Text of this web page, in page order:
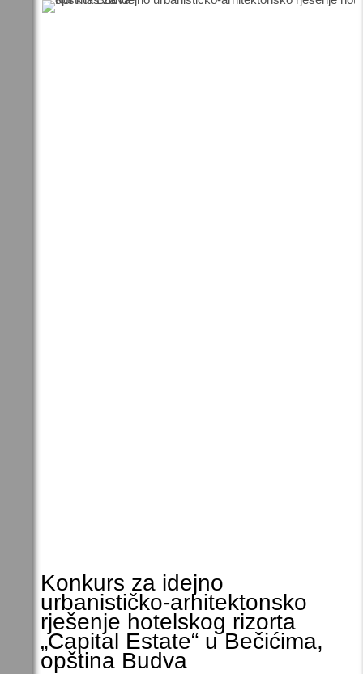
Konkurs za idejno
urbanističko-arhitektonsko
rješenje hotelskog rizorta
„Capital Estate“ u Bečićima,
opština Budva